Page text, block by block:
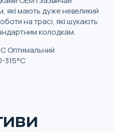
які мають дуже невеликий
на трасі, які шукають
колодкам.
Оптимальний
315°C